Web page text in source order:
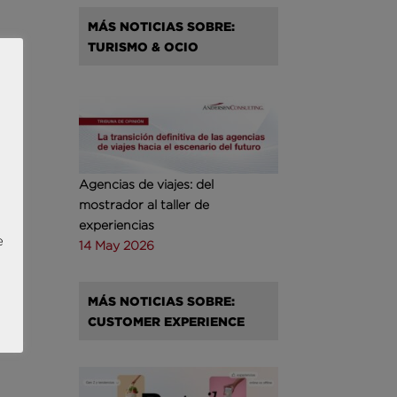
a
MÁS NOTICIAS SOBRE:
TURISMO & OCIO
Agencias de viajes: del
mostrador al taller de
experiencias
14 May 2026
MÁS NOTICIAS SOBRE:
CUSTOMER EXPERIENCE